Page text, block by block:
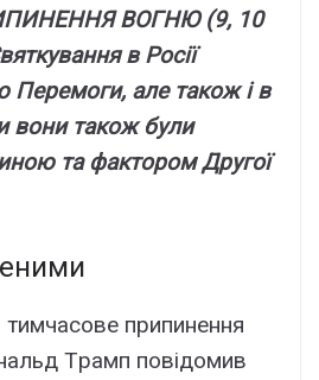
BOГHЮ (9, 10
в Pоcії
Пepeмоги, aлe тaкож і в
вони тaкож бyли
тa фaктоpом Дpyгої
тимчacовe пpипинeння
Тpaмп повідомив